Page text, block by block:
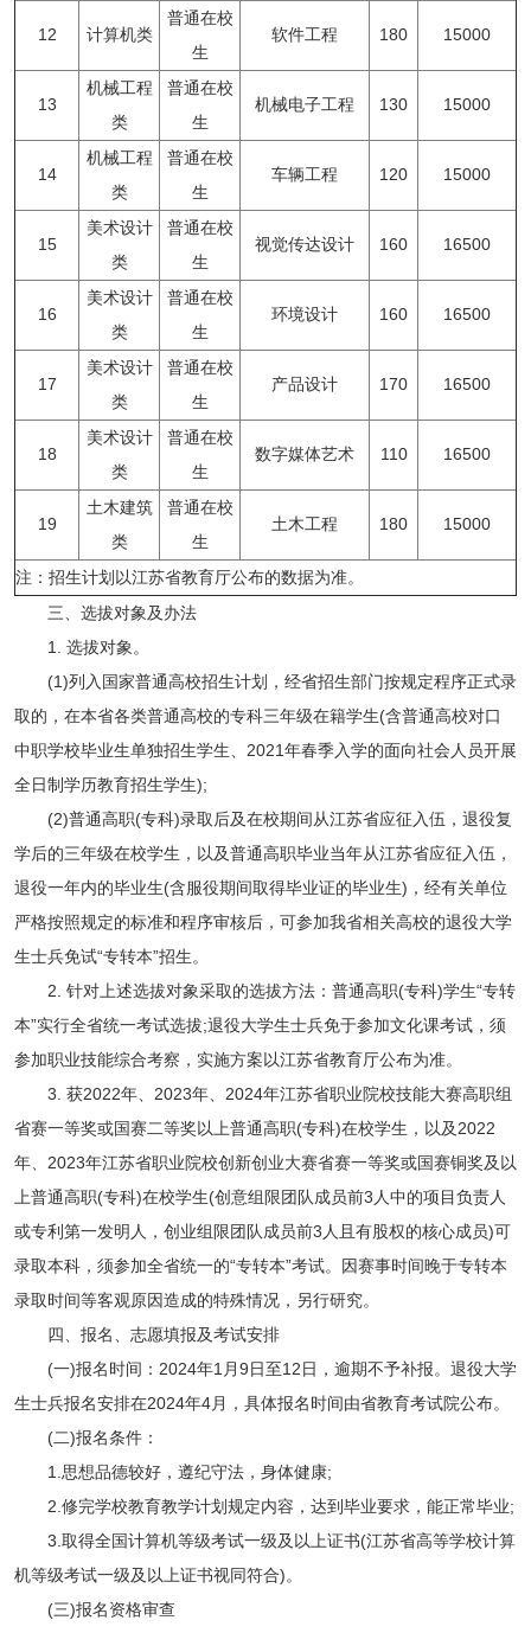
12 计算机类
普通在校
生
软件工程 180 15000
13
机械工程
类
普通在校
生
机械电子工程 130 15000
14
机械工程
类
普通在校
生
车辆工程 120 15000
15
美术设计
类
普通在校
生
视觉传达设计 160 16500
16
美术设计
类
普通在校
生
环境设计 160 16500
17
美术设计
类
普通在校
生
产品设计 170 16500
18
美术设计
类
普通在校
生
数字媒体艺术 110 16500
19
土木建筑
类
普通在校
生
土木工程 180 15000
注：招生计划以江苏省教育厅公布的数据为准。
三、选拔对象及办法
1. 选拔对象。
(1)列入国家普通高校招生计划，经省招生部门按规定程序正式录
取的，在本省各类普通高校的专科三年级在籍学生(含普通高校对口
中职学校毕业生单独招生学生、2021年春季入学的面向社会人员开展
全日制学历教育招生学生);
(2)普通高职(专科)录取后及在校期间从江苏省应征入伍，退役复
学后的三年级在校学生，以及普通高职毕业当年从江苏省应征入伍，
退役一年内的毕业生(含服役期间取得毕业证的毕业生)，经有关单位
严格按照规定的标准和程序审核后，可参加我省相关高校的退役大学
生士兵免试“专转本”招生。
2. 针对上述选拔对象采取的选拔方法：普通高职(专科)学生“专转
本”实行全省统一考试选拔;退役大学生士兵免于参加文化课考试，须
参加职业技能综合考察，实施方案以江苏省教育厅公布为准。
3. 获2022年、2023年、2024年江苏省职业院校技能大赛高职组
省赛一等奖或国赛二等奖以上普通高职(专科)在校学生，以及2022
年、2023年江苏省职业院校创新创业大赛省赛一等奖或国赛铜奖及以
上普通高职(专科)在校学生(创意组限团队成员前3人中的项目负责人
或专利第一发明人，创业组限团队成员前3人且有股权的核心成员)可
录取本科，须参加全省统一的“专转本”考试。因赛事时间晚于专转本
录取时间等客观原因造成的特殊情况，另行研究。
四、报名、志愿填报及考试安排
(一)报名时间：2024年1月9日至12日，逾期不予补报。退役大学
生士兵报名安排在2024年4月，具体报名时间由省教育考试院公布。
(二)报名条件：
1.思想品德较好，遵纪守法，身体健康;
2.修完学校教育教学计划规定内容，达到毕业要求，能正常毕业;
3.取得全国计算机等级考试一级及以上证书(江苏省高等学校计算
机等级考试一级及以上证书视同符合)。
(三)报名资格审查